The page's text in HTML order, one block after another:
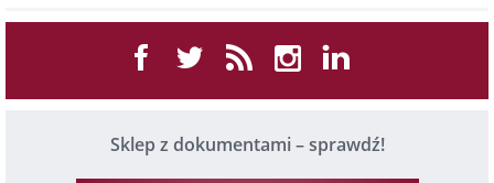
Sklep z dokumentami – sprawdź!